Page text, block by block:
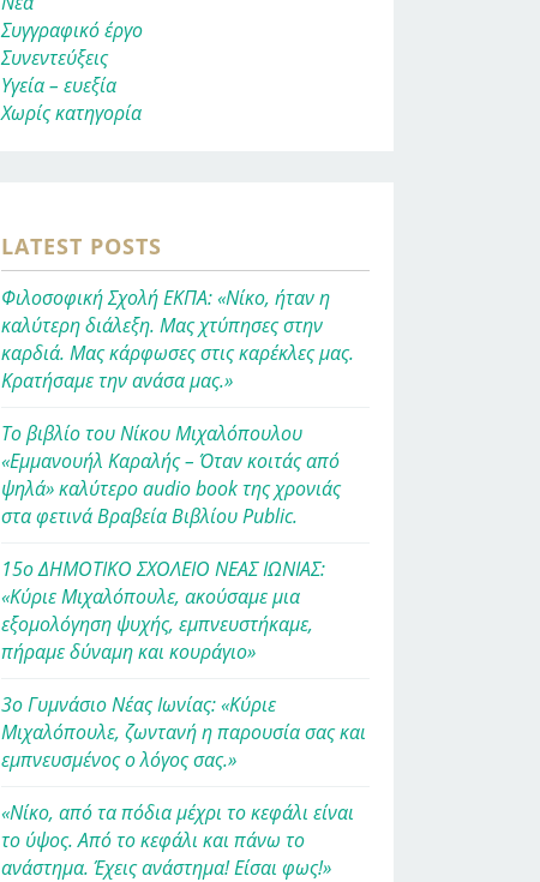
Συγγραφικό έργο
Συνεντεύξεις
Υγεία – ευεξία
Χωρίς κατηγορία
LATEST POSTS
Φιλοσοφική Σχολή ΕΚΠΑ: «Νίκο, ήταν η
καλύτερη διάλεξη. Μας χτύπησες στην
καρδιά. Μας κάρφωσες στις καρέκλες μας.
Κρατήσαμε την ανάσα μας.»
Το βιβλίο του Νίκου Μιχαλόπουλου
«Εμμανουήλ Καραλής – Όταν κοιτάς από
ψηλά» καλύτερο audio book της χρονιάς
στα φετινά Βραβεία Βιβλίου Public.
15ο ΔΗΜΟΤΙΚΟ ΣΧΟΛΕΙΟ ΝΕΑΣ ΙΩΝΙΑΣ:
«Κύριε Μιχαλόπουλε, ακούσαμε μια
εξομολόγηση ψυχής, εμπνευστήκαμε,
πήραμε δύναμη και κουράγιο»
3ο Γυμνάσιο Νέας Ιωνίας: «Κύριε
Μιχαλόπουλε, ζωντανή η παρουσία σας και
εμπνευσμένος ο λόγος σας.»
«Νίκο, από τα πόδια μέχρι το κεφάλι είναι
το ύψος. Από το κεφάλι και πάνω το
ανάστημα. Έχεις ανάστημα! Είσαι φως!»